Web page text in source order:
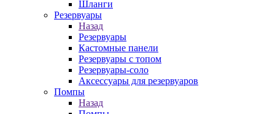
Шланги
Резервуары
Назад
Резервуары
Кастомные панели
Резервуары с топом
Резервуары-соло
Аксессуары для резервуаров
Помпы
Назад